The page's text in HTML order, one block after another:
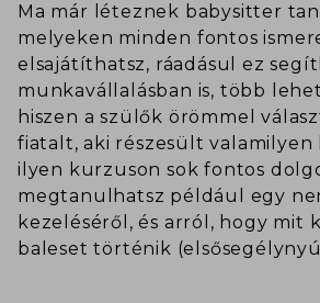
Ma már léteznek babysitter
melyeken minden fontos
elsajátíthatsz, ráadásul ez
munkavállalásban is, több
hiszen a szülők örömmel
fiatalt, aki részesült valamilyen
ilyen kurzuson sok fontos
megtanulhatsz például egy
kezeléséről, és arról, hogy mit
baleset történik